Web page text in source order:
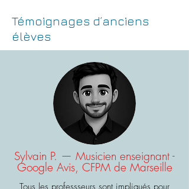
Témoignages d’anciens
élèves
Sylvain P. — Musicien enseignant -
Google Avis, CFPM de Marseille
Tous les professseurs sont impliqués pour